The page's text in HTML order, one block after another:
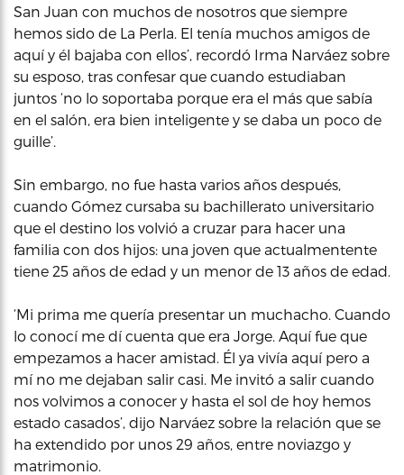
San Juan con muchos de nosotros que siempre
hemos sido de La Perla. El tenía muchos amigos de
aquí y él bajaba con ellos’, recordó Irma Narváez sobre
su esposo, tras confesar que cuando estudiaban
juntos ‘no lo soportaba porque era el más que sabía
en el salón, era bien inteligente y se daba un poco de
guille’.
Sin embargo, no fue hasta varios años después,
cuando Gómez cursaba su bachillerato universitario
que el destino los volvió a cruzar para hacer una
familia con dos hijos: una joven que actualmentente
tiene 25 años de edad y un menor de 13 años de edad.
‘Mi prima me quería presentar un muchacho. Cuando
lo conocí me dí cuenta que era Jorge. Aquí fue que
empezamos a hacer amistad. Él ya vivía aquí pero a
mí no me dejaban salir casi. Me invitó a salir cuando
nos volvimos a conocer y hasta el sol de hoy hemos
estado casados’, dijo Narváez sobre la relación que se
ha extendido por unos 29 años, entre noviazgo y
matrimonio.